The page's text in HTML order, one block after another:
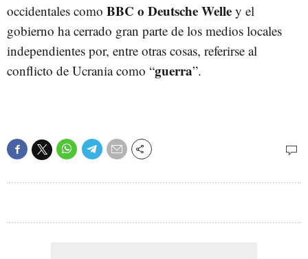
occidentales como BBC o Deutsche Welle y el
gobierno ha cerrado gran parte de los medios locales
independientes por, entre otras cosas, referirse al
conflicto de Ucrania como “guerra”.